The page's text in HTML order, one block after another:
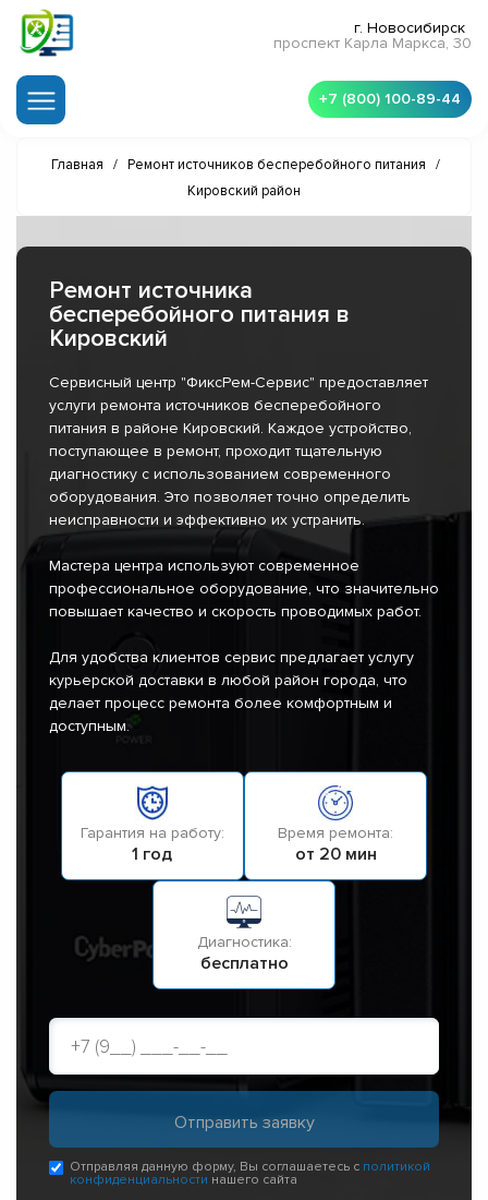
г. Новосибирск
проспект Карла Маркса, 30
+7 (800) 100-89-44
Главная / Ремонт источников бесперебойного питания
/
Кировский район
Ремонт источника
бесперебойного питания в
Кировский
Сервисный центр "ФиксРем-Сервис" предоставляет
услуги ремонта источников бесперебойного
питания в районе Кировский. Каждое устройство,
поступающее в ремонт, проходит тщательную
диагностику с использованием современного
оборудования. Это позволяет точно определить
неисправности и эффективно их устранить.
Мастера центра используют современное
профессиональное оборудование, что значительно
повышает качество и скорость проводимых работ.
Для удобства клиентов сервис предлагает услугу
курьерской доставки в любой район города, что
делает процесс ремонта более комфортным и
доступным.
Гарантия на работу:
1 год
Время ремонта:
от 20 мин
Диагностика:
бесплатно
Отправляя данную форму, Вы соглашаетесь с политикой
конфиденциальности нашего сайта